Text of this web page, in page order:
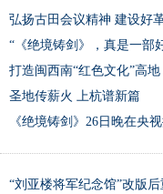
弘扬古田会议精神 建设好
“《绝境铸剑》，真是一部
打造闽西南“红色文化”高地
圣地传薪火 上杭谱新篇
《绝境铸剑》26日晚在央
“刘亚楼将军纪念馆”改版